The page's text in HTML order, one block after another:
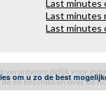
Last minutes
Last minutes
Last minutes
verantwoordelijk voor
en beschikken over de
om u zo de best